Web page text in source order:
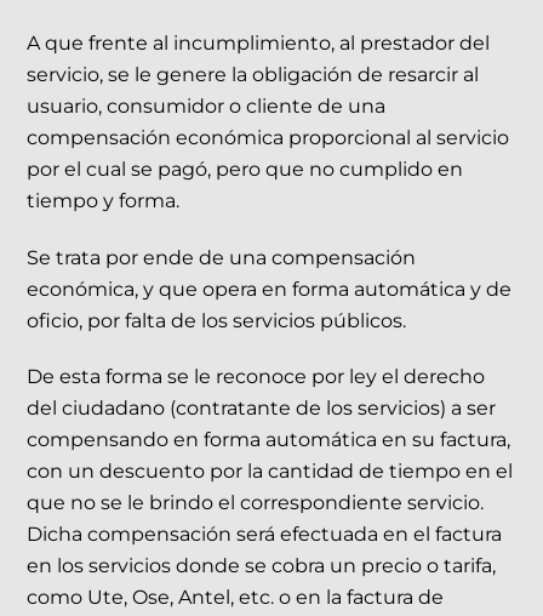
A que frente al incumplimiento, al prestador del
servicio, se le genere la obligación de resarcir al
usuario, consumidor o cliente de una
compensación económica proporcional al servicio
por el cual se pagó, pero que no cumplido en
tiempo y forma.
Se trata por ende de una compensación
económica, y que opera en forma automática y de
oficio, por falta de los servicios públicos.
De esta forma se le reconoce por ley el derecho
del ciudadano (contratante de los servicios) a ser
compensando en forma automática en su factura,
con un descuento por la cantidad de tiempo en el
que no se le brindo el correspondiente servicio.
Dicha compensación será efectuada en el factura
en los servicios donde se cobra un precio o tarifa,
como Ute, Ose, Antel, etc. o en la factura de